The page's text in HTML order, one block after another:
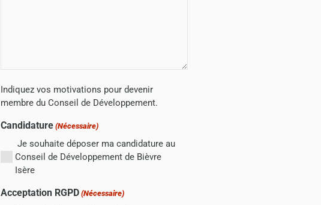
Indiquez vos motivations pour devenir
membre du Conseil de Développement.
Candidature (Nécessaire)
Je souhaite déposer ma candidature au
Conseil de Développement de Bièvre
Isère
Acceptation RGPD (Nécessaire)